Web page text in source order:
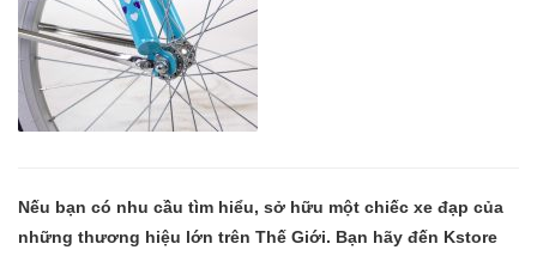
Nếu bạn có nhu cầu tìm hiểu, sở hữu một chiếc xe đạp của
những thương hiệu lớn trên Thế Giới. Bạn hãy đến Kstore